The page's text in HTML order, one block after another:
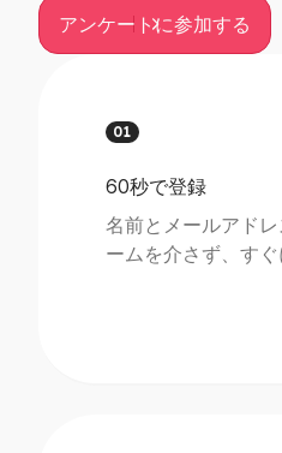
アンケートに
アンケートに参加する
01
60秒で登録
名前とメールアド
ームを介さず、すぐ